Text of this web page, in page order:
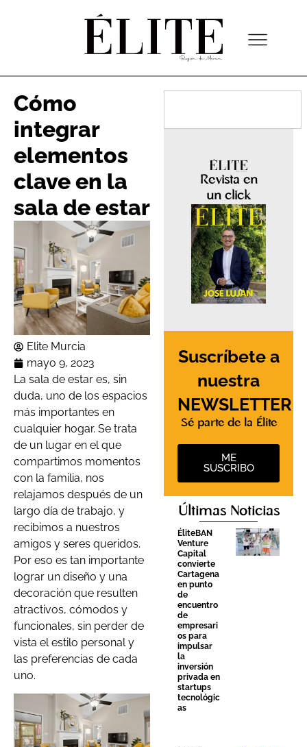
Cómo
integrar
elementos
clave en la
sala de estar
Elite Murcia
mayo 9, 2023
La sala de estar es, sin
duda, uno de los espacios
más importantes en
cualquier hogar. Se trata
de un lugar en el que
compartimos momentos
con la familia, nos
relajamos después de un
largo día de trabajo, y
recibimos a nuestros
amigos y seres queridos.
Por eso es tan importante
lograr un diseño y una
decoración que resulten
atractivos, cómodos y
funcionales, sin perder de
vista el estilo personal y
las preferencias de cada
uno.
Revista en
un click
Suscríbete a
nuestra
NEWSLETTER
Sé parte de la Élite
ME
SUSCRIBO
Últimas Noticias
ÉliteBAN
Venture
Capital
convierte
Cartagena
en punto
de
encuentro
de
empresari
os para
impulsar
la
inversión
privada en
startups
tecnológic
as